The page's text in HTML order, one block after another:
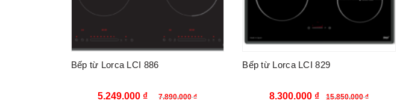
Bếp từ Lorca LCI 886
7.890.000₫
Giá
5.249.000 ₫
Giá
Bếp từ Lorca LCI 829
15.850.000₫
Giá
8.300.000 ₫
Giá